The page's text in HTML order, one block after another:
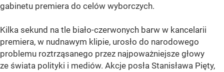
gabinetu premiera do celów wyborczych.
Kilka sekund na tle biało-czerwonych barw w kancelarii
premiera, w nudnawym klipie, urosło do narodowego
problemu roztrząsanego przez najpoważniejsze głowy
ze świata polityki i mediów. Akcje posła Stanisława Pięty,